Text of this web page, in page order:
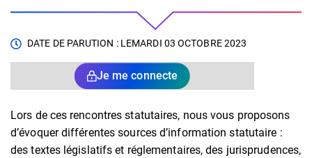
DATE DE PARUTION : LEMARDI 03 OCTOBRE 2023
Je me connecte
Lors de ces rencontres statutaires, nous vous proposons
d’évoquer différentes sources d’information statutaire :
des textes législatifs et réglementaires, des jurisprudences,